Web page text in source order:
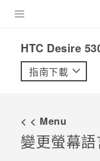
VIVE
配件
HTC Desire
指南下載
< < Menu
變更螢幕語